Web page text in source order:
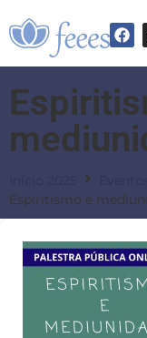
Espiritismo e